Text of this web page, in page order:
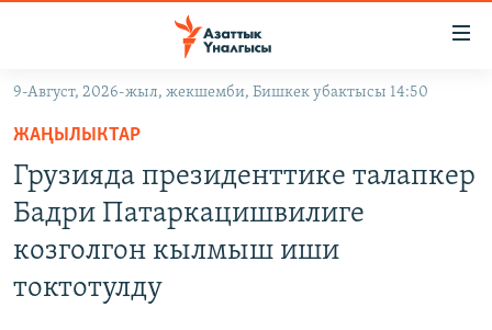
Навигацияга
өтүңүз
Издөөгө
салыңызКЫРГЫЗСТАН
ДҮЙНӨ
УКРАИНА
9-Август, 2026-жыл, жекшемби, Бишкек убактысы 14:50
ЖАҢЫЛЫКТАР
Грузияда президенттике талапкер
Бадри Патаркацишвилиге
козголгон кылмыш иши
токтотулду